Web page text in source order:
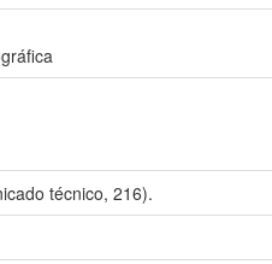
técnico, 216).